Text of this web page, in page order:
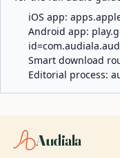
iOS app:
Android app:
Smart download
Editorial process:
Audiala